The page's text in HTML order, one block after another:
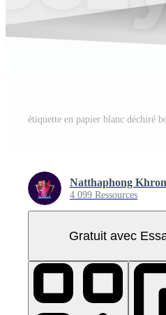
Natthaphong
4 099 Ressources
Gratuit avec